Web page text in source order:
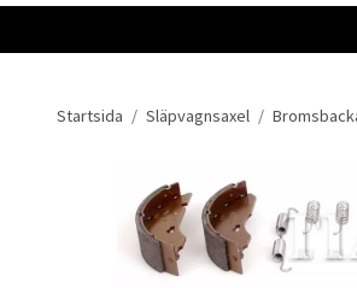
Startsida / Släpvagnsaxel /